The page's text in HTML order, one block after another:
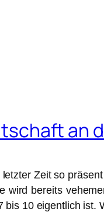
an
Zeit so
wird bereits
bis 10 eigentlich ist.